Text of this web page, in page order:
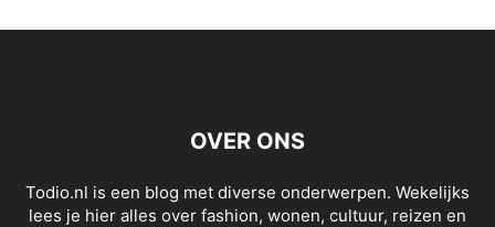
OVER ONS
Todio.nl is een blog met diverse onderwerpen. Wekelijks
lees je hier alles over fashion, wonen, cultuur, reizen en